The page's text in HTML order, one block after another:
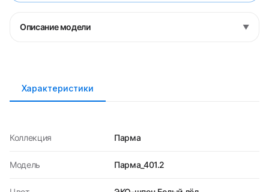
Описание модели ▼
Характеристики
Коллекция Парма
Модель Парма_401.2